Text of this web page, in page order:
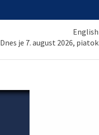
English
Dnes je 7. august 2026, piatok